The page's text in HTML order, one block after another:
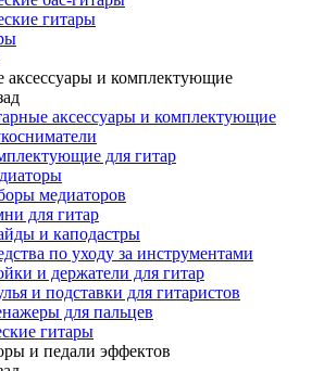
гитары
аксессуары и комплектующие
аксессуары и комплектующие
для гитар
медиаторов
для гитар
и каподастры
по уходу за инструментами
и держатели для гитар
и подставки для гитаристов
для пальцев
гитары
и педали эффектов